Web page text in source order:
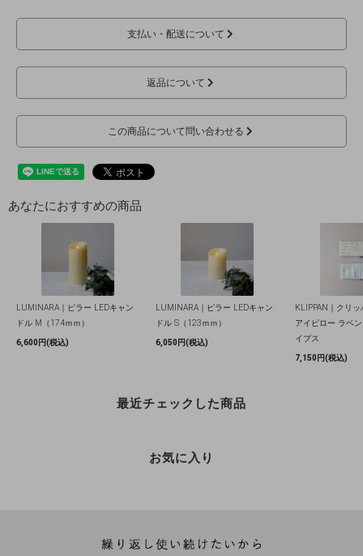
支払い・配送について
返品について
この商品について問い合わせる
あなたにおすすめの商品
LUMINARA｜ピラー LEDキャン
ドル M（174ｍｍ）
6,600円(税込)
LUMINARA｜ピラー LEDキャン
ドル S（123ｍｍ）
6,050円(税込)
KLIPPAN｜クリ
アイピロー ラベ
イプス
7,150円(税込)
最近チェックした商品
お気に入り